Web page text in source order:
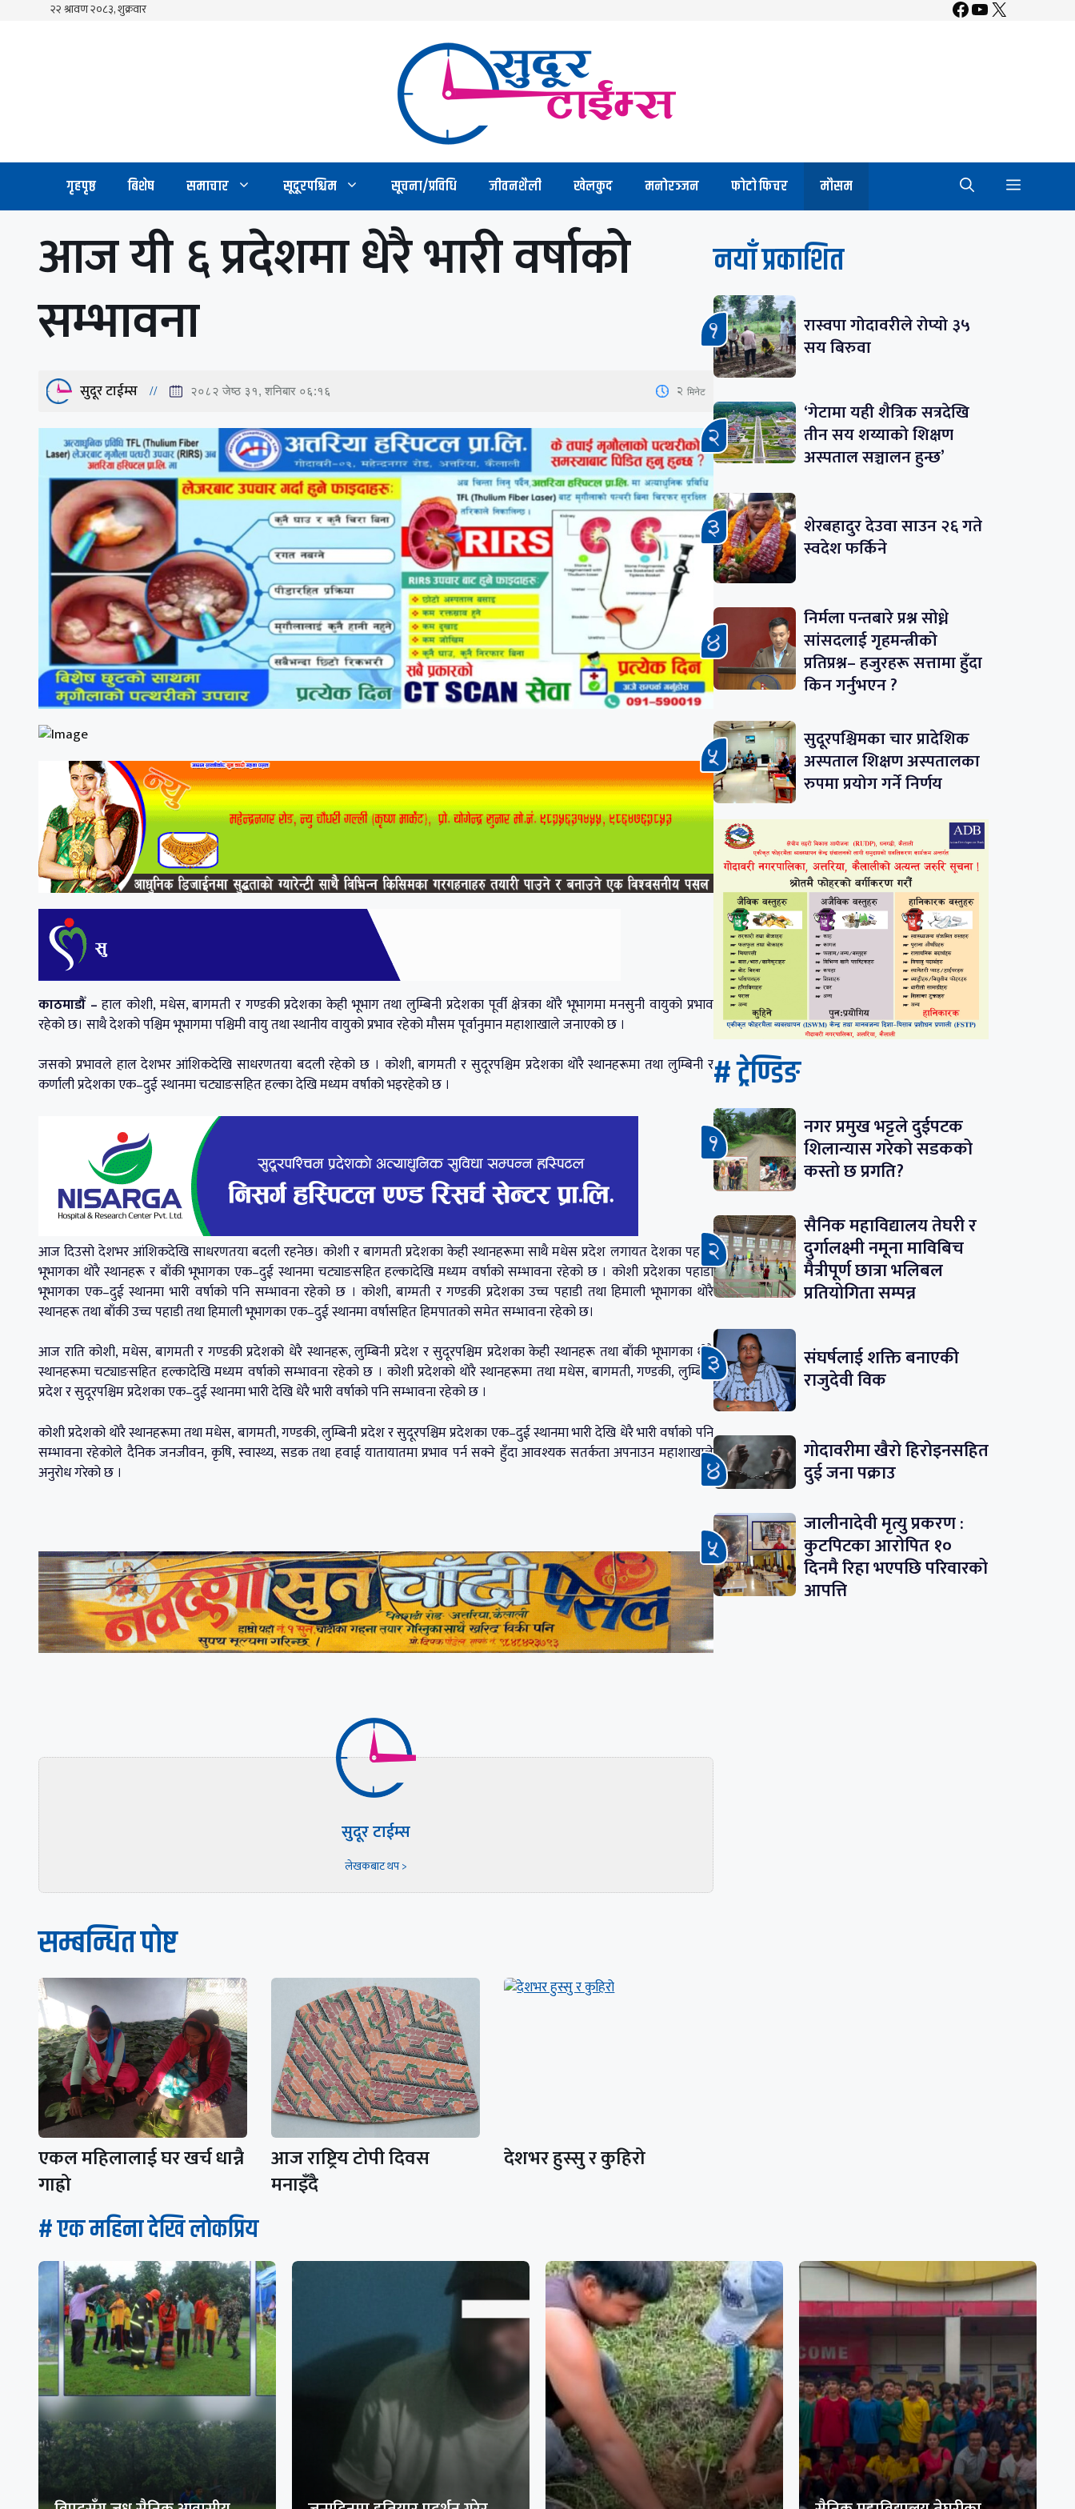
Facebook
YouTube
X
गृहपृष्ठ बिशेष समाचार सूदूरपश्चिम सूचना/प्रविधि जीवनशैली खेलकुद मनोरञ्जन फाेटाे फिचर माैसम
आज यी ६ प्रदेशमा धेरै भारी वर्षाको
सम्भावना
सुदूर टाईम्स २०८२ जेष्ठ ३१, शनिबार ०६:१६ 2 मिनेट
काठमाडौँ – हाल कोशी, मधेस, बागमती र गण्डकी प्रदेशका केही भूभाग तथा लुम्बिनी प्रदेशका पूर्वी क्षेत्रका थोरै भूभागमा मनसुनी वायुको प्रभाव
रहेको छ। साथै देशको पश्चिम भूभागमा पश्चिमी वायु तथा स्थानीय वायुको प्रभाव रहेको मौसम पूर्वानुमान महाशाखाले जनाएको छ ।
जसको प्रभावले हाल देशभर आंशिकदेखि साधरणतया बदली रहेको छ । कोशी, बागमती र सुदूरपश्चिम प्रदेशका थोरै स्थानहरूमा तथा लुम्बिनी र
कर्णाली प्रदेशका एक–दुई स्थानमा चट्याङसहित हल्का देखि मध्यम वर्षाको भइरहेको छ ।
आज दिउसो देशभर आंशिकदेखि साधरणतया बदली रहनेछ। कोशी र बागमती प्रदेशका केही स्थानहरूमा साथै मधेस प्रदेश लगायत देशका पहाडी
भूभागका थोरै स्थानहरू र बाँकी भूभागका एक–दुई स्थानमा चट्याङसहित हल्कादेखि मध्यम वर्षाको सम्भावना रहेको छ । कोशी प्रदेशका पहाडी
भूभागका एक–दुई स्थानमा भारी वर्षाको पनि सम्भावना रहेको छ । कोशी, बाग्मती र गण्डकी प्रदेशका उच्च पहाडी तथा हिमाली भूभागका थोरै
स्थानहरू तथा बाँकी उच्च पहाडी तथा हिमाली भूभागका एक–दुई स्थानमा वर्षासहित हिमपातको समेत सम्भावना रहेको छ।
आज राति कोशी, मधेस, बागमती र गण्डकी प्रदेशको धेरै स्थानहरू, लुम्बिनी प्रदेश र सुदूरपश्चिम प्रदेशका केही स्थानहरू तथा बाँकी भूभागका थोरै
स्थानहरूमा चट्याङसहित हल्कादेखि मध्यम वर्षाको सम्भावना रहेको छ । कोशी प्रदेशको थोरै स्थानहरूमा तथा मधेस, बागमती, गण्डकी, लुम्बिनी
प्रदेश र सुदूरपश्चिम प्रदेशका एक–दुई स्थानमा भारी देखि धेरै भारी वर्षाको पनि सम्भावना रहेको छ ।
कोशी प्रदेशको थोरै स्थानहरूमा तथा मधेस, बागमती, गण्डकी, लुम्बिनी प्रदेश र सुदूरपश्चिम प्रदेशका एक–दुई स्थानमा भारी देखि धेरै भारी वर्षाको पनि
सम्भावना रहेकोले दैनिक जनजीवन, कृषि, स्वास्थ्य, सडक तथा हवाई यातायातमा प्रभाव पर्न सक्ने हुँदा आवश्यक सतर्कता अपनाउन महाशाखाले
अनुरोध गरेको छ ।
सुदूर टाईम्स
लेखकबाट थप >
सम्बन्धित पाेष्ट
एकल महिलालाई घर खर्च धान्नै
गाह्रो
आज राष्ट्रिय टोपी दिवस
मनाइँदै
देशभर हुस्सु र कुहिरो
नयाँ प्रकाशित
रास्वपा गोदावरीले रोप्यो ३५
सय बिरुवा
‘गेटामा यही शैत्रिक सत्रदेखि
तीन सय शय्याको शिक्षण
अस्पताल सञ्चालन हुन्छ’
शेरबहादुर देउवा साउन २६ गते
स्वदेश फर्किने
निर्मला पन्तबारे प्रश्न सोध्ने
सांसदलाई गृहमन्त्रीको
प्रतिप्रश्न– हजुरहरू सत्तामा हुँदा
किन गर्नुभएन ?
सुदूरपश्चिमका चार प्रादेशिक
अस्पताल शिक्षण अस्पतालका
रुपमा प्रयोग गर्ने निर्णय
# ट्रेण्डिङ
नगर प्रमुख भट्टले दुईपटक
शिलान्यास गरेको सडकको
कस्तो छ प्रगति?
सैनिक महाविद्यालय तेघरी र
दुर्गालक्ष्मी नमूना माविबिच
मैत्रीपूर्ण छात्रा भलिबल
प्रतियोगिता सम्पन्न
संघर्षलाई शक्ति बनाएकी
राजुदेवी विक
गोदावरीमा खैरो हिरोइनसहित
दुई जना पक्राउ
जालीनादेवी मृत्यु प्रकरण :
कुटपिटका आरोपित १०
दिनमै रिहा भएपछि परिवारको
आपत्ति
# एक महिना देखि लाेकप्रिय